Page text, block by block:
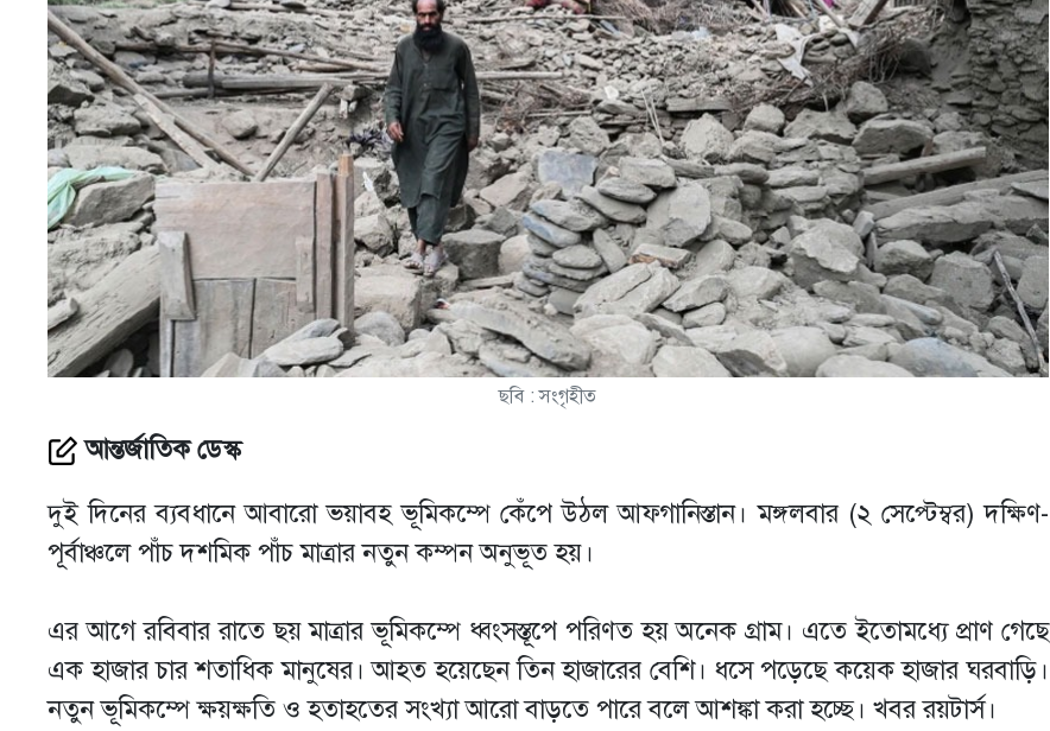
ছবি : সংগৃহীত
আন্তর্জাতিক ডেস্ক
দুই দিনের ব্যবধানে আবারো ভয়াবহ ভূমিকম্পে কেঁপে উঠল আফগানিস্তান। মঙ্গলবার (২ সেপ্টেম্বর) দক্ষিণ-
পূর্বাঞ্চলে পাঁচ দশমিক পাঁচ মাত্রার নতুন কম্পন অনুভূত হয়।
এর আগে রবিবার রাতে ছয় মাত্রার ভূমিকম্পে ধ্বংসস্তূপে পরিণত হয় অনেক গ্রাম। এতে ইতোমধ্যে প্রাণ গেছে
এক হাজার চার শতাধিক মানুষের। আহত হয়েছেন তিন হাজারের বেশি। ধসে পড়েছে কয়েক হাজার ঘরবাড়ি।
নতুন ভূমিকম্পে ক্ষয়ক্ষতি ও হতাহতের সংখ্যা আরো বাড়তে পারে বলে আশঙ্কা করা হচ্ছে। খবর রয়টার্স।